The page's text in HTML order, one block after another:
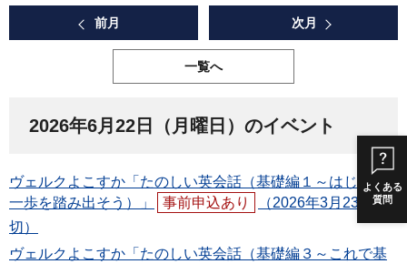
よくある
質問
前月 次月
一覧へ
2026年6月22日（月曜日）のイベント
ヴェルクよこすか「たのしい英会話（基礎編１～はじめの
一歩を踏み出そう）」
事前申込あり
（2026年3月23日締
切）
ヴェルクよこすか「たのしい英会話（基礎編３～これで基